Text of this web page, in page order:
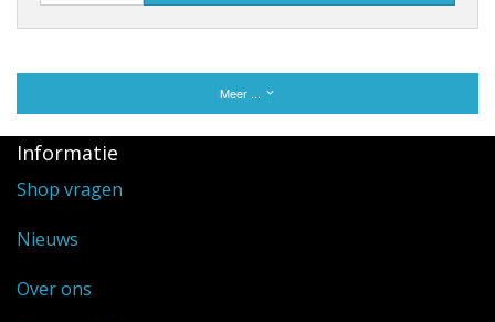
Meer ...
Informatie
Shop vragen
Nieuws
Over ons